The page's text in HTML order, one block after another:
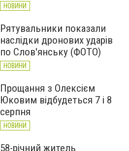
НОВИНИ
Рятувальники показали
наслідки дронових ударів
по Слов'янську (ФОТО)
НОВИНИ
Прощання з Олексієм
Юковим відбудеться 7 і 8
серпня
НОВИНИ
58-річний житель